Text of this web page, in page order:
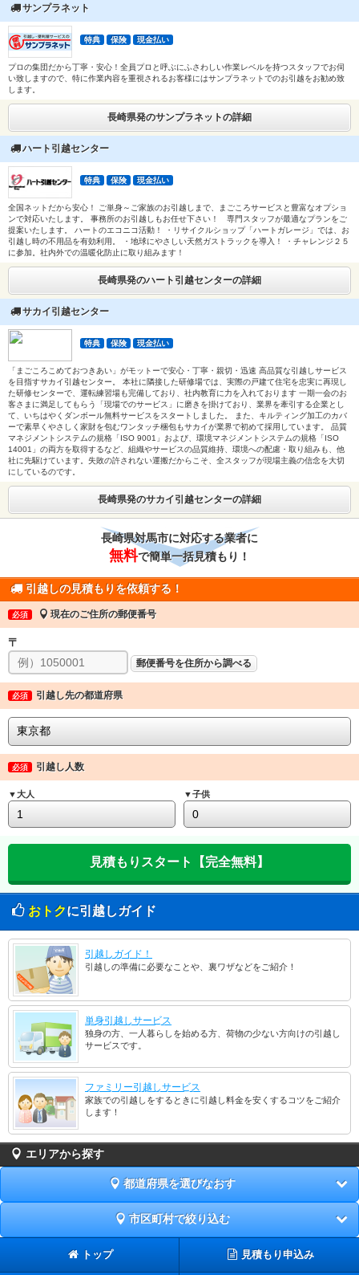
サンプラネット
特典 保険 現金払い
プロの集団だから丁寧・安心！全員プロと呼ぶにふさわしい作業レベルを持つスタッフでお伺
い致しますので、特に作業内容を重視されるお客様にはサンプラネットでのお引越をお勧め致
します。
長崎県発のサンプラネットの詳細
ハート引越センター
特典 保険 現金払い
全国ネットだから安心！ ご単身～ご家族のお引越しまで、まごころサービスと豊富なオプショ
ンで対応いたします。 事務所のお引越しもお任せ下さい！ 専門スタッフが最適なプランをご
提案いたします。 ハートのエコニコ活動！ ・リサイクルショップ「ハートガレージ」では、お
引越し時の不用品を有効利用。 ・地球にやさしい天然ガストラックを導入！ ・チャレンジ２５
に参加。社内外での温暖化防止に取り組みます！
長崎県発のハート引越センターの詳細
サカイ引越センター
特典 保険 現金払い
「まごころこめておつきあい」がモットーで安心・丁寧・親切・迅速 高品質な引越しサービス
を目指すサカイ引越センター。 本社に隣接した研修場では、実際の戸建て住宅を忠実に再現し
た研修センターで、運転練習場も完備しており、社内教育に力を入れております 一期一会のお
客さまに満足してもらう「現場でのサービス」に磨きを掛けており、業界を牽引する企業とし
て、いちはやくダンボール無料サービスをスタートしました。 また、キルティング加工のカバ
ーで素早くやさしく家財を包むワンタッチ梱包もサカイが業界で初めて採用しています。 品質
マネジメントシステムの規格「ISO 9001」および、環境マネジメントシステムの規格「ISO
14001」の両方を取得するなど、組織やサービスの品質維持、環境への配慮・取り組みも、他
社に先駆けています。失敗の許されない運搬だからこそ、全スタッフが現場主義の信念を大切
にしているのです。
長崎県発のサカイ引越センターの詳細
長崎県対馬市に対応する業者に
無料で簡単一括見積もり！
引越しの見積もりを依頼する！
必須 現在のご住所の郵便番号
〒
郵便番号を住所から調べる
必須 引越し先の都道府県
必須 引越し人数
▼大人 ▼子供
おトクに引越しガイド
引越しガイド！
引越しの準備に必要なことや、裏ワザなどをご紹介！
単身引越しサービス
独身の方、一人暮らしを始める方、荷物の少ない方向けの引越し
サービスです。
ファミリー引越しサービス
家族での引越しをするときに引越し料金を安くするコツをご紹介
します！
エリアから探す
都道府県を選びなおす
市区町村で絞り込む
トップ 見積もり申込み